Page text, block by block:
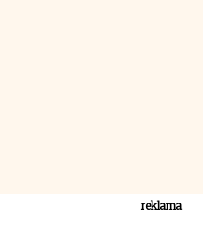
reklama